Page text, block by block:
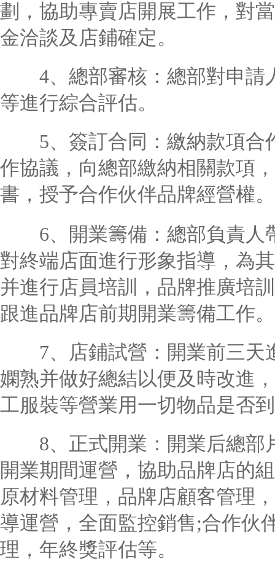
劃，協助專賣店開展工作，對
金洽談及店鋪確定。
4、總部審核：總部對申請
等進行綜合評估。
5、簽訂合同：繳納款項合
作協議，向總部繳納相關款項
書，授予合作伙伴品牌經營權。
6、開業籌備：總部負責人
對終端店面進行形象指導，為
并進行店員培訓，品牌推廣培
跟進品牌店前期開業籌備工作。
7、店鋪試營：開業前三天
嫻熟并做好總結以便及時改進
工服裝等營業用一切物品是否
8、正式開業：開業后總部
開業期間運營，協助品牌店的
原材料管理，品牌店顧客管理
導運營，全面監控銷售;合作伙
理，年終獎評估等。